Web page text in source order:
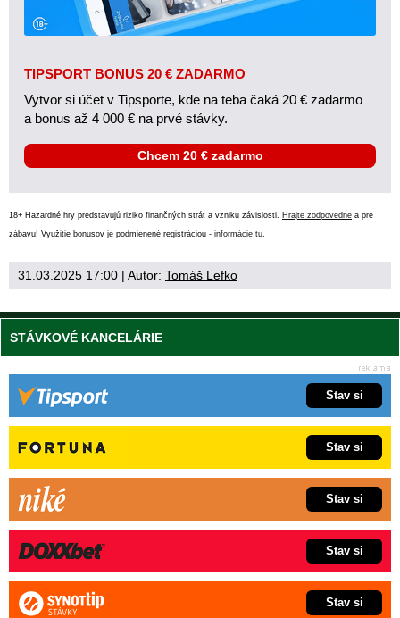
TIPSPORT BONUS 20 € ZADARMO
Vytvor si účet v Tipsporte, kde na teba čaká 20 € zadarmo
a bonus až 4 000 € na prvé stávky.
Chcem 20 € zadarmo
18+ Hazardné hry predstavujú riziko finančných strát a vzniku závislosti. Hrajte zodpovedne a pre
zábavu! Využitie bonusov je podmienené registráciou - informácie tu
31.03.2025 17:00 | Autor: Tomáš Lefko
STÁVKOVÉ KANCELÁRIE
Stav si
Stav si
Stav si
Stav si
Stav si